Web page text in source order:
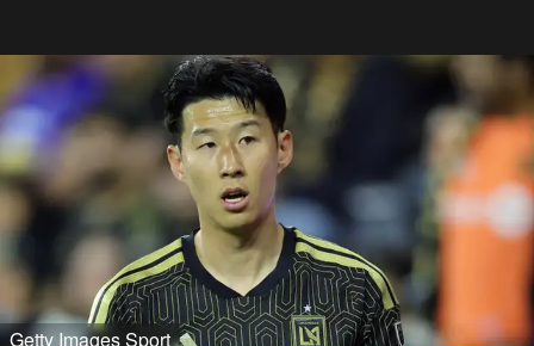
Getty Images Sport